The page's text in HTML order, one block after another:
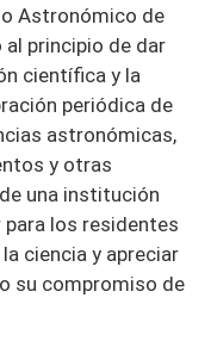
Astronómico de
al principio de dar
científica y la
periódica de
astronómicas,
y otras
una institución
los residentes
ciencia y apreciar
su compromiso de